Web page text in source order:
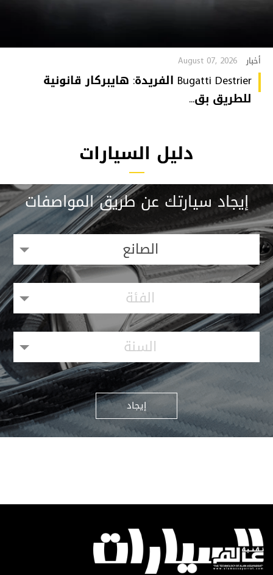
أخبار August 07, 2026
Bugatti Destrier الفريدة: هايبركار قانونية
للطريق بق...
دليل السيارات
إيجاد سيارتك عن طريق المواصفات
الصانع
الفئة
السنة
إيجاد